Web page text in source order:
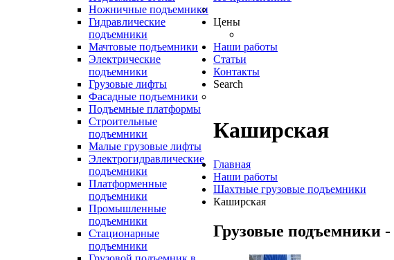
Ножничные подъемники
Гидравлические
подъемники
Мачтовые подъемники
Электрические
подъемники
Грузовые лифты
Фасадные подъемники
Подъемные платформы
Строительные
подъемники
Малые грузовые лифты
Электрогидравлические
подъемники
Платформенные
подъемники
Промышленные
подъемники
Стационарные
подъемники
Цены
Наши работы
Статьи
Контакты
Search
Каширская
Главная
Наши работы
Шахтные грузовые подъемники
Каширская
Грузовые подъемники -